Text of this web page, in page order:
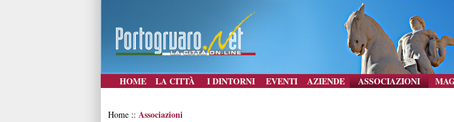
HOME LA CITTÀ I DINTORNI EVENTI AZIENDE ASSOCIAZIONI
Home :: Associazioni